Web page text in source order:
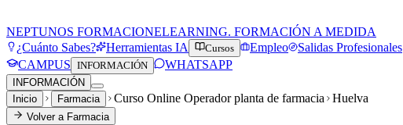
NEPTUNOS FORMACIONELEARNING. FORMACIÓN A MEDIDA
¿Cuánto Sabes?
Herramientas IA Cursos Empleo
Salidas Profesionales
CAMPUS INFORMACIÓN WHATSAPP
INFORMACIÓN
Inicio
Farmacia Curso Online Operador planta de farmacia Huelva
Volver a Farmacia